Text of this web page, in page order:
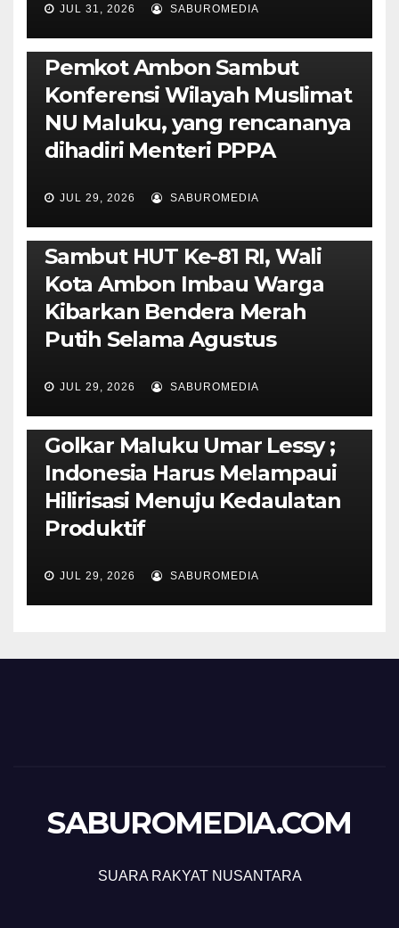
JUL 31, 2026 SABUROMEDIA
AMBON METRO JURNALISME AKTIVIS
POLITIK & PEMERINTAHAN
Pemkot Ambon Sambut
Konferensi Wilayah Muslimat
NU Maluku, yang rencananya
dihadiri Menteri PPPA
JUL 29, 2026 SABUROMEDIA
AMBON METRO POLITIK & PEMERINTAHAN
Sambut HUT Ke-81 RI, Wali
Kota Ambon Imbau Warga
Kibarkan Bendera Merah
Putih Selama Agustus
JUL 29, 2026 SABUROMEDIA
PENDIDIKAN & OLAHRAGA THE MOLUCCAS
Isi Materi LK-III HMI, Ketua
Golkar Maluku Umar Lessy ;
Indonesia Harus Melampaui
Hilirisasi Menuju Kedaulatan
Produktif
JUL 29, 2026 SABUROMEDIA
SABUROMEDIA.COM
SUARA RAKYAT NUSANTARA